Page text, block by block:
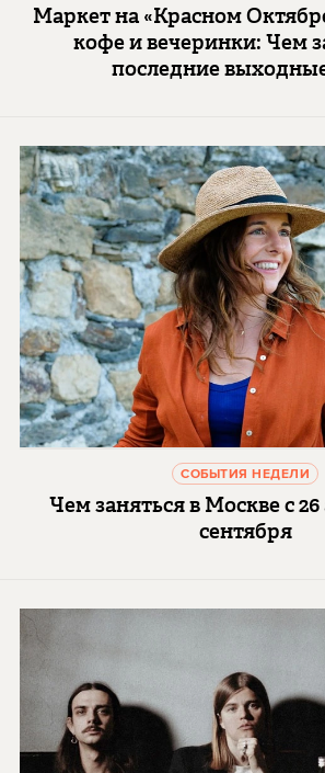
Маркет на «Красном
кофе и вечеринки: Чем
последние
СОБЫТИЯ НЕДЕЛИ
Чем заняться в Москве с 26
сентября